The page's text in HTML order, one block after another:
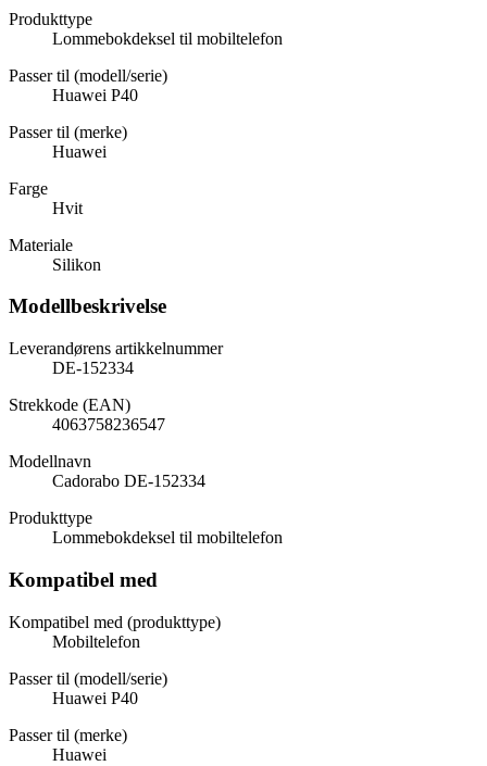
Produkttype
Lommebokdeksel til mobiltelefon
Passer til (modell/serie)
Huawei P40
Passer til (merke)
Huawei
Farge
Hvit
Materiale
Silikon
Modellbeskrivelse
Leverandørens artikkelnummer
DE-152334
Strekkode (EAN)
4063758236547
Modellnavn
Cadorabo DE-152334
Produkttype
Lommebokdeksel til mobiltelefon
Kompatibel med
Kompatibel med (produkttype)
Mobiltelefon
Passer til (modell/serie)
Huawei P40
Passer til (merke)
Huawei